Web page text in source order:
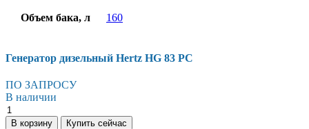
Объем бака, л 160
Генератор дизельный Hertz HG 83 PC
ПО ЗАПРОСУ
В наличии
В корзину Купить сейчас